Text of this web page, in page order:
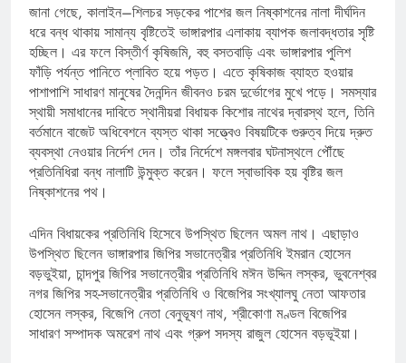
জানা গেছে, কালাইন–শিলচর সড়কের পাশের জল নিষ্কাশনের নালা দীর্ঘদিন
ধরে বন্ধ থাকায় সামান্য বৃষ্টিতেই ভাঙ্গারপার এলাকায় ব্যাপক জলাবদ্ধতার সৃষ্টি
হচ্ছিল। এর ফলে বিস্তীর্ণ কৃষিজমি, বহু বসতবাড়ি এবং ভাঙ্গারপার পুলিশ
ফাঁড়ি পর্যন্ত পানিতে প্লাবিত হয়ে পড়ত। এতে কৃষিকাজ ব্যাহত হওয়ার
পাশাপাশি সাধারণ মানুষের দৈনন্দিন জীবনও চরম দুর্ভোগের মুখে পড়ে। সমস্যার
স্থায়ী সমাধানের দাবিতে স্থানীয়রা বিধায়ক কিশোর নাথের দ্বারস্থ হলে, তিনি
বর্তমানে বাজেট অধিবেশনে ব্যস্ত থাকা সত্ত্বেও বিষয়টিকে গুরুত্ব দিয়ে দ্রুত
ব্যবস্থা নেওয়ার নির্দেশ দেন। তাঁর নির্দেশে মঙ্গলবার ঘটনাস্থলে পৌঁছে
প্রতিনিধিরা বন্ধ নালাটি উন্মুক্ত করেন। ফলে স্বাভাবিক হয় বৃষ্টির জল
নিষ্কাশনের পথ।
এদিন বিধায়কের প্রতিনিধি হিসেবে উপস্থিত ছিলেন অমল নাথ। এছাড়াও
উপস্থিত ছিলেন ভাঙ্গারপার জিপির সভানেত্রীর প্রতিনিধি ইমরান হোসেন
বড়ভুইয়া, চান্দপুর জিপির সভানেত্রীর প্রতিনিধি মঈন উদ্দিন লস্কর, ভুবনেশ্বর
নগর জিপির সহ-সভানেত্রীর প্রতিনিধি ও বিজেপির সংখ্যালঘু নেতা আফতার
হোসেন লস্কর, বিজেপি নেতা বেনুভূষণ নাথ, শ্রীকোণা মণ্ডল বিজেপির
সাধারণ সম্পাদক অমরেশ নাথ এবং গ্রুপ সদস্য রাজুল হোসেন বড়ভূইয়া।